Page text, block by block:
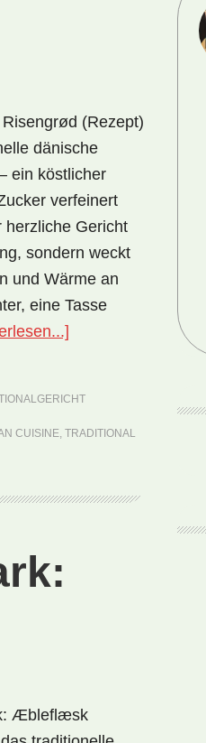
(Rezept)
dänische
ein köstlicher
verfeinert
herzliche Gericht
sondern weckt
und Wärme an
eine Tasse
ÜberNationalgericht
CUISINE, TRADITIONAL
Æbleflæsk